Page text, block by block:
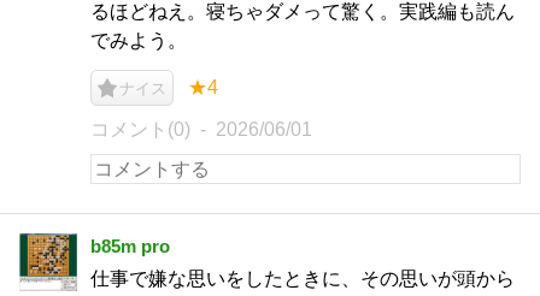
るほどねえ。寝ちゃダメって驚く。実践編も読ん
でみよう。
ナイス ★4
コメント(0) 2026/06/01
b85m pro
仕事で嫌な思いをしたときに、その思いが頭から